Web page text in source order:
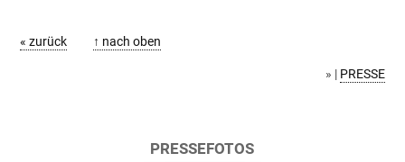
« zurück ↑ nach oben
» | PRESSE
PRESSEFOTOS